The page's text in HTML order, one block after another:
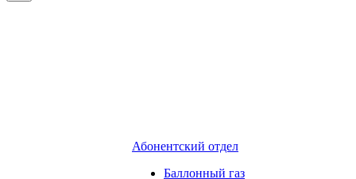
Абонентский отдел
Баллонный газ